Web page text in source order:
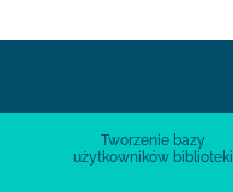
Tworzenie bazy
użytkowników biblioteki